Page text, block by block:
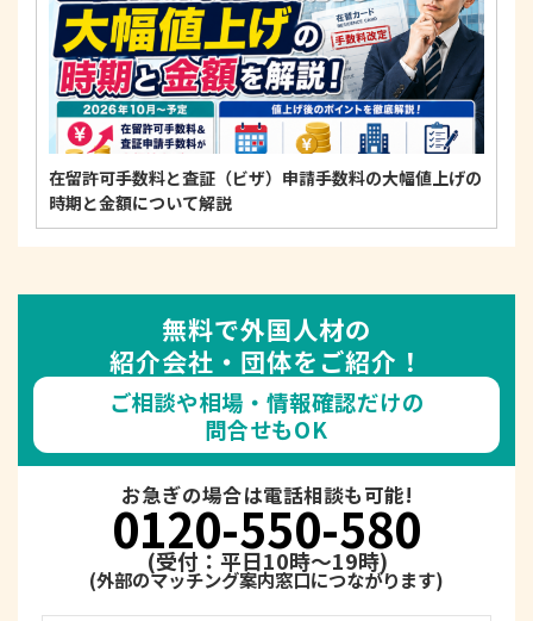
在留許可手数料と査証（ビザ）申請手数料の大幅値上げの
時期と金額について解説
無料で外国人材の
紹介会社・団体をご紹介！
ご相談や相場・情報確認だけの
問合せもOK
お急ぎの場合は電話相談も可能!
0120-550-580
(受付：平日10時～19時)